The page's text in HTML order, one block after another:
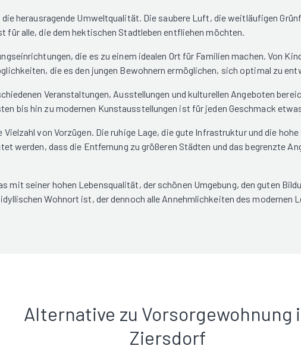
herausragende Umweltqualität. Die saubere Luft, die weitläufigen
für alle, die dem hektischen Stadtleben entfliehen möchten.
die es zu einem idealen Ort für Familien machen. Von
die es den jungen Bewohnern ermöglichen, sich optimal zu
Veranstaltungen, Ausstellungen und kulturellen Angeboten
bis hin zu modernen Kunstausstellungen ist für jeden Geschmack
von Vorzügen. Die ruhige Lage, die gute Infrastruktur und die
werden, dass die Entfernung zu größeren Städten und das begrenzte
seiner hohen Lebensqualität, der schönen Umgebung, den guten
Wohnort ist, der dennoch alle Annehmlichkeiten des
Alternative zu Vorsorgewohnung
Ziersdorf